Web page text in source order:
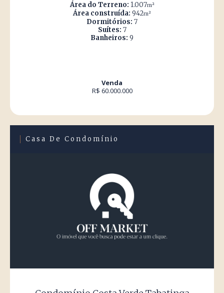
Área do Terreno: 1.007m²
Área construída: 942m²
Dormitórios: 7
Suítes: 7
Banheiros: 9
Venda
R$ 60.000.000
Casa De Condomínio